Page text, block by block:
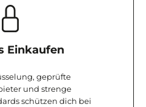
Einkaufen
geprüfte
und strenge
schützen dich bei